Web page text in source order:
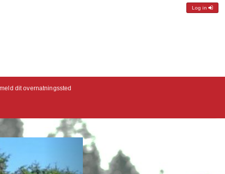
Log in
dit overnatningssted